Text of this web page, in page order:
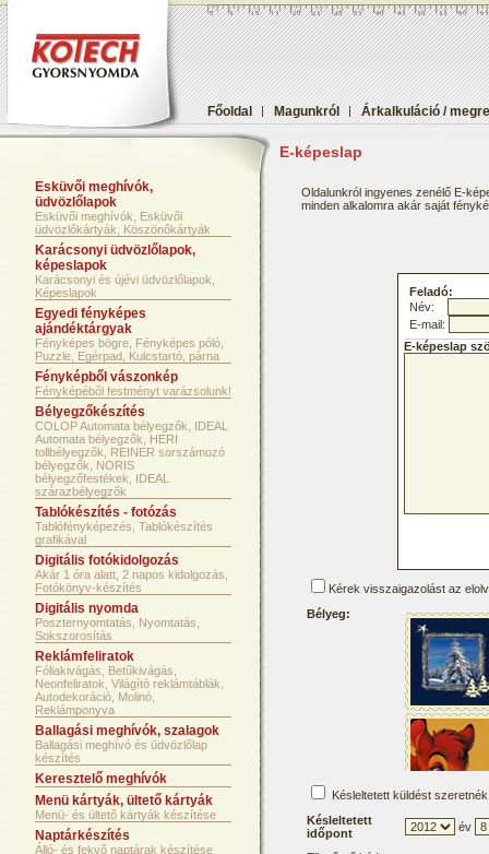
Főoldal | Magunkról | Árkalkuláció /
E-képeslap
Esküvői meghívók,
üdvözlőlapok
Esküvői meghívók, Esküvői
üdvözlőkártyák, Köszönőkártyák
Karácsonyi üdvözlőlapok,
képeslapok
Karácsonyi és újévi üdvözlőlapok,
Képeslapok
Egyedi fényképes
ajándéktárgyak
Fényképes bögre, Fényképes póló,
Puzzle, Egérpad, Kulcstartó, párna
Fényképből vászonkép
Fényképéből festményt varázsolunk!
Bélyegzőkészítés
COLOP Automata bélyegzők, IDEAL
Automata bélyegzők, HERI
tollbélyegzők, REINER sorszámozó
bélyegzők, NORIS
bélyegzőfestékek, IDEAL
szárazbélyegzők
Tablókészítés - fotózás
Tablófényképezés, Tablókészítés
grafikával
Digitális fotókidolgozás
Akár 1 óra alatt, 2 napos kidolgozás,
Fotókönyv-készítés
Digitális nyomda
Poszternyomtatás, Nyomtatás,
Sokszorosítás
Reklámfeliratok
Fóliakivágás, Betűkivágás,
Neonfeliratok, Világító reklámtáblák,
Autodekoráció, Molinó,
Reklámponyva
Ballagási meghívók, szalagok
Ballagási meghívó és üdvözlőlap
készítés
Keresztelő meghívók
Menü kártyák, ültető kártyák
Menü- és ültető kártyák készítése
Naptárkészítés
Álló- és fekvő naptárak készítése
Oldalunkról ingyenes zenélő E-
minden alkalomra akár saját
Feladó:
Név:
E-mail:
E-képeslap
Kérek visszaigazolást az
Bélyeg:
Késleltetett küldést szeretnék
Késleltetett
időpont
év